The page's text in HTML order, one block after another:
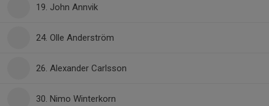
19. John Annvik
24. Olle Anderström
26. Alexander Carlsson
30. Nimo Winterkorn